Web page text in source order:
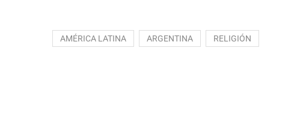
AMÉRICA LATINA ARGENTINA RELIGIÓN